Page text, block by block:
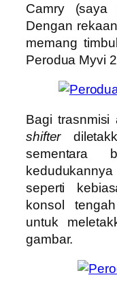
Camry
Dengan
memang
Perodua Myvi
Bagi trasnmisi
shifter
sementara
seperti
konsol
untuk
gambar.